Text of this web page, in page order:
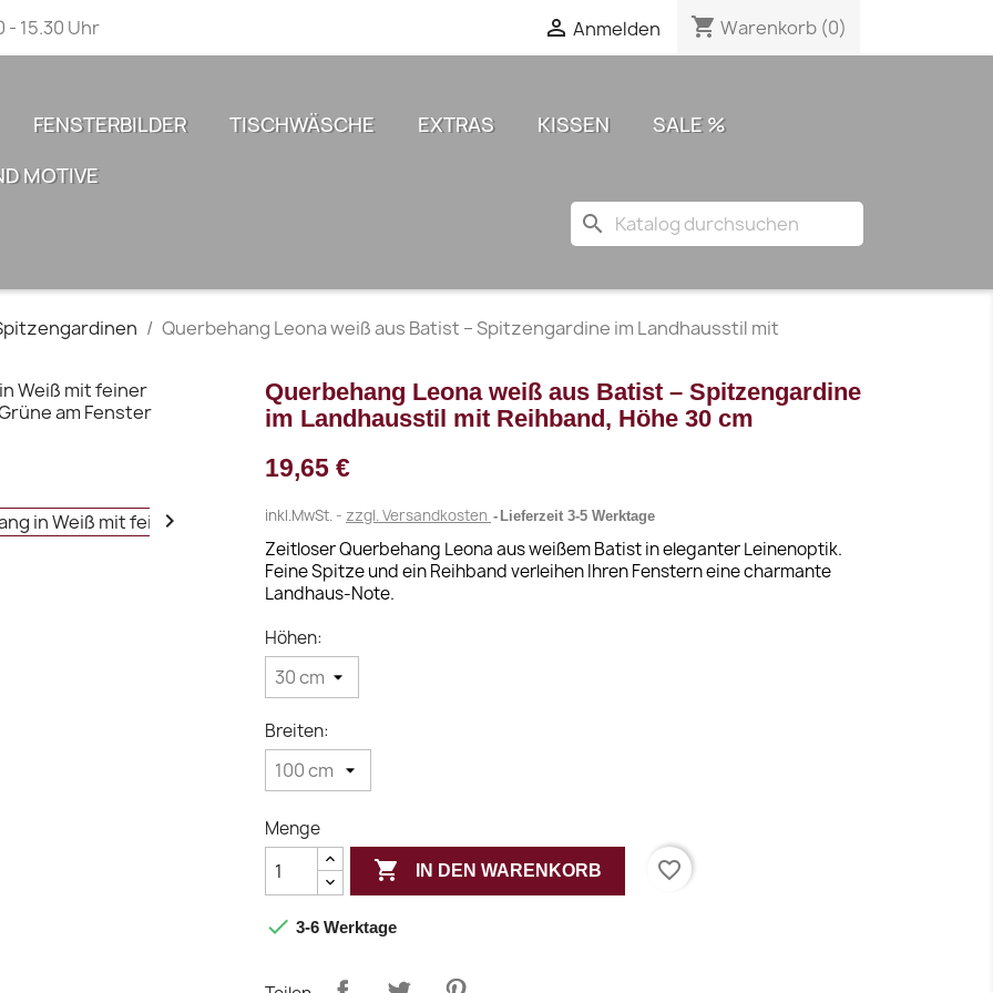
- 15.30 Uhr  Anmelden shopping_cart Warenkorb (0)
FENSTERBILDER TISCHWÄSCHE EXTRAS KISSEN
SALE %
MOTIVE
search
Querbehang Leona weiß aus Batist – Spitzengardine im Landhausstil mit

Querbehang Leona weiß aus Batist – Spitzengardine
im Landhausstil mit Reihband, Höhe 30 cm
19,65 €
inkl.MwSt. zzgl. Versandkosten Lieferzeit 3-5 Werktage
Zeitloser Querbehang Leona aus weißem Batist in eleganter Leinenoptik.
Feine Spitze und ein Reihband verleihen Ihren Fenstern eine charmante
Landhaus-Note.
Höhen:
Breiten:
Menge
 IN DEN WARENKORB favorite_border
 3-6 Werktage